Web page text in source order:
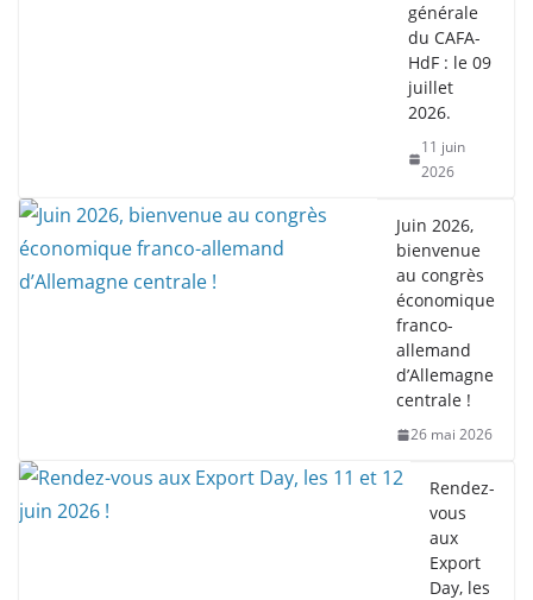
générale
du CAFA-
HdF : le 09
juillet
2026.
11 juin
2026
Juin 2026,
bienvenue
au congrès
économique
franco-
allemand
d’Allemagne
centrale !
26 mai 2026
Rendez-
vous
aux
Export
Day, les